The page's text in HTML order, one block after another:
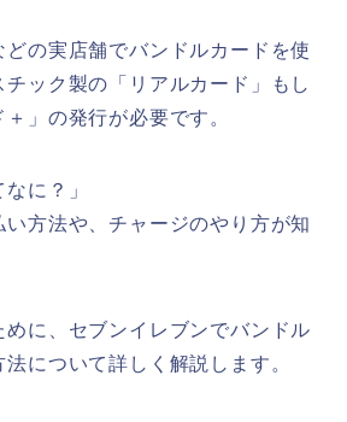
の実店舗でバンドルカードを使
チック製の「リアルカード」もし
」の発行が必要です。
に？」
い方法や、チャージのやり方が知
に、セブンイレブンでバンドル
について詳しく解説します。